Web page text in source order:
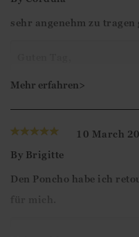
Ismini
sehr angenehm zu
Mit freundlichen Grüßen
Ismini
Mehr erfahren>
10 March
By Brigitte
Den Poncho habe ich